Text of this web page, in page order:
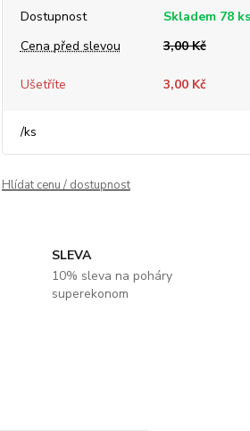
Dostupnost
Skladem 78 ks
Cena před slevou
3,00 Kč
Ušetříte 3,00 Kč
/ks
Hlídat cenu / dostupnost
SLEVA
10% sleva na poháry
superekonom